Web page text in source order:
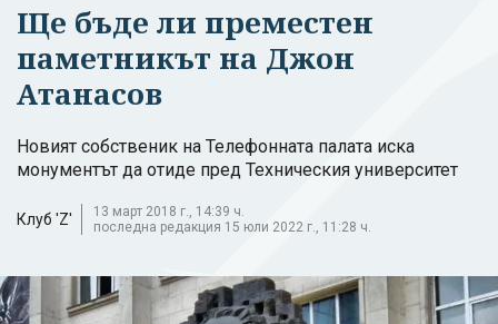
Ще бъде ли преместен
паметникът на Джон
Атанасов
Новият собственик на Телефонната палата иска
монументът да отиде пред Техническия университет
Клуб 'Z'
13 март 2018 г., 14:39 ч.
последна редакция 15 юли 2022 г., 11:28 ч.